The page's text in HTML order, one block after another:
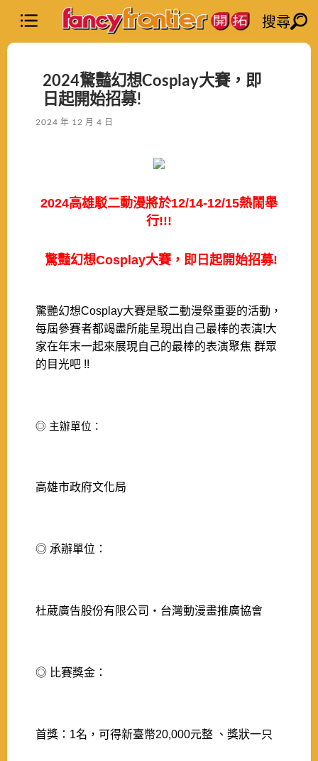
搜尋
2024驚豔幻想Cosplay大賽，即
日起開始招募!
2024 年 12 月 4 日
2024高雄駁二動漫將於12/14-12/15熱鬧舉
行!!!
驚豔幻想Cosplay大賽，即日起開始招募!
驚艷幻想Cosplay大賽是駁二動漫祭重要的活動，
每屆參賽者都竭盡所能呈現出自己最棒的表演!大
家在年末一起來展現自己的最棒的表演聚焦 群眾
的目光吧 !!
◎ 主辦單位：
高雄市政府文化局
◎ 承辦單位：
杜葳廣告股份有限公司‧台灣動漫畫推廣協會
◎ 比賽獎金：
首獎：1名，可得新臺幣20,000元整 、獎狀一只